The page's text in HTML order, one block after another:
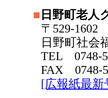
■ 日野町老人
〒529-1602
日野町社会
TEL 0748-
FAX 0748-
[広報紙最